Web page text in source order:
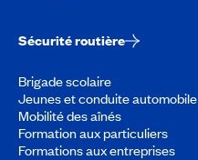
Sécurité routière
Brigade scolaire
Jeunes et conduite automobile
Mobilité des aînés
Formation aux particuliers
Formations aux entreprises